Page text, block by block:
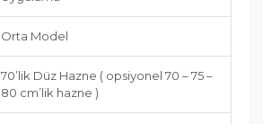
Orta Model
70’lik Düz Hazne ( opsiyonel 70 – 75 –
80 cm’lik hazne )